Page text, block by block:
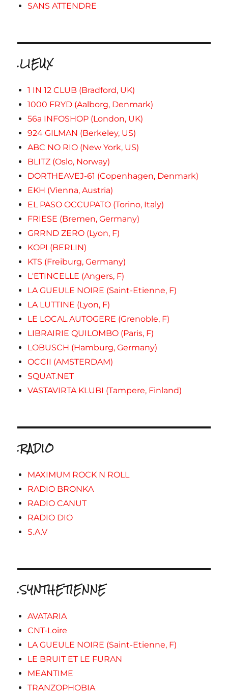
SANS ATTENDRE
.LIEUX
1 IN 12 CLUB (Bradford, UK)
1000 FRYD (Aalborg, Denmark)
56a INFOSHOP (London, UK)
924 GILMAN (Berkeley, US)
ABC NO RIO (New York, US)
BLITZ (Oslo, Norway)
DORTHEAVEJ-61 (Copenhagen, Denmark)
EKH (Vienna, Austria)
EL PASO OCCUPATO (Torino, Italy)
FRIESE (Bremen, Germany)
GRRND ZERO (Lyon, F)
KOPI (BERLIN)
KTS (Freiburg, Germany)
L'ETINCELLE (Angers, F)
LA GUEULE NOIRE (Saint-Etienne, F)
LA LUTTINE (Lyon, F)
LE LOCAL AUTOGERE (Grenoble, F)
LIBRAIRIE QUILOMBO (Paris, F)
LOBUSCH (Hamburg, Germany)
OCCII (AMSTERDAM)
SQUAT.NET
VASTAVIRTA KLUBI (Tampere, Finland)
.RADIO
MAXIMUM ROCK N ROLL
RADIO BRONKA
RADIO CANUT
RADIO DIO
S.A.V
.SYNTHETIENNE
AVATARIA
CNT-Loire
LA GUEULE NOIRE (Saint-Etienne, F)
LE BRUIT ET LE FURAN
MEANTIME
TRANZOPHOBIA